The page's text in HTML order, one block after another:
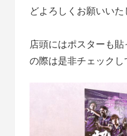
どよろしくお願いいた
店頭にはポスターも
の際は是非チェックし